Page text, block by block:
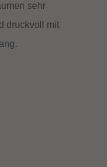
sehr
druckvoll mit